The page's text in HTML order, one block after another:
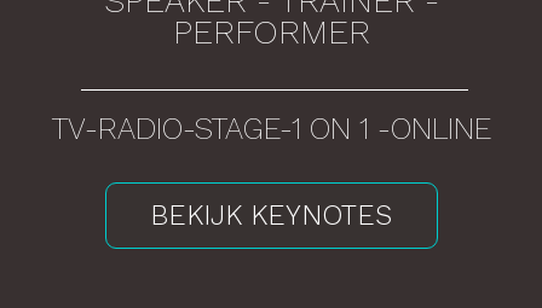
PERFORMER
TV-RADIO-STAGE-1 ON 1 -ONLINE
BEKIJK KEYNOTES